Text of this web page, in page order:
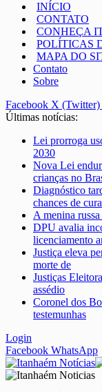
INÍCIO
CONTATO
CONHEÇA
POLÍTICAS
MAPA DO
Contato
Sobre
Facebook X (Twitter)
Últimas notícias:
Lei prorroga
2030
Nova Lei
crianças no
Diagnóstico
chances de cura
A menina
DPU avalia
licenciamento
Justiça eleva
morte de
Justiças
assédio
Coronel dos
testemunhas
Login
Facebook WhatsApp